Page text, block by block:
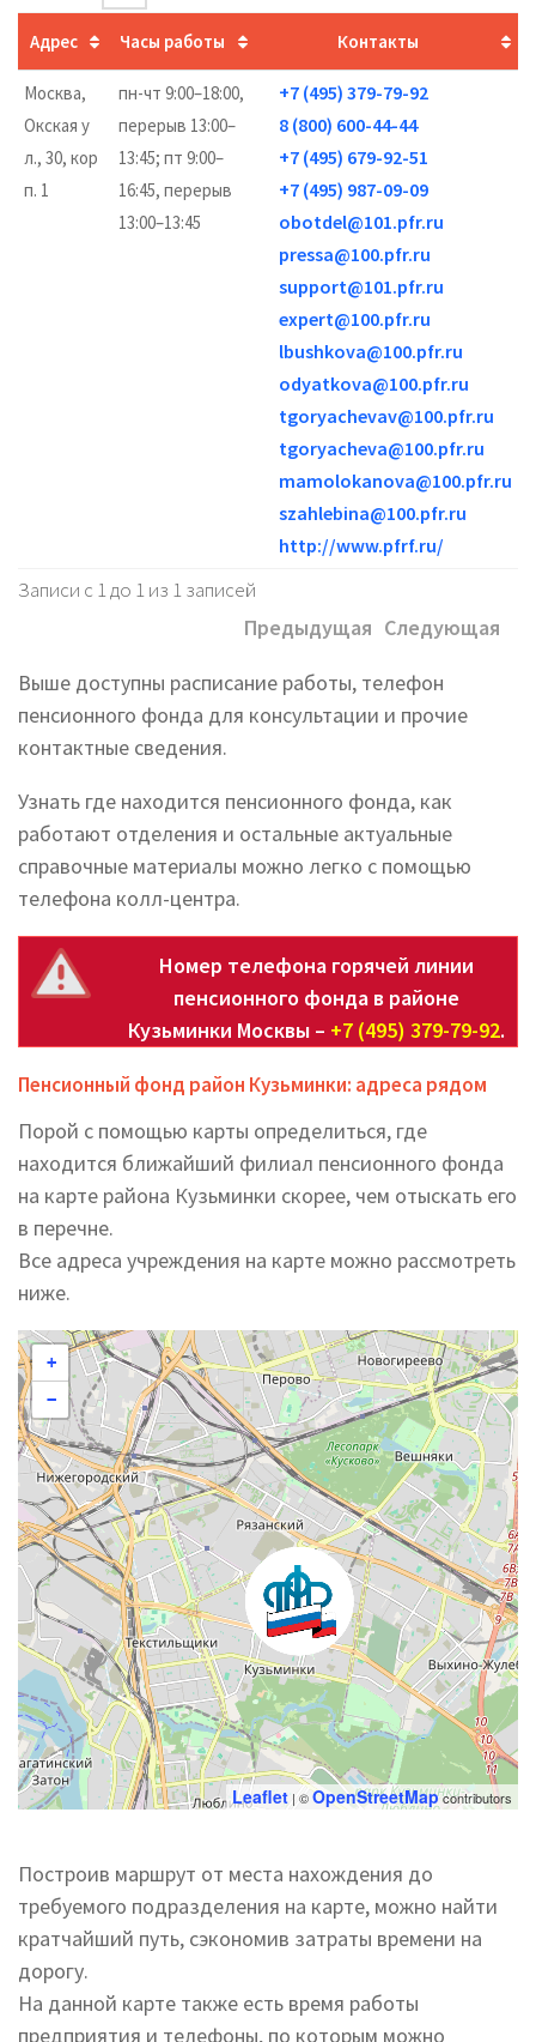
Адрес Часы работы Контакты
Москва,
Окская у
л., 30, кор
п. 1
пн-чт 9:00–18:00,
перерыв 13:00–
13:45; пт 9:00–
16:45, перерыв
13:00–13:45
+7 (495) 379-79-92
8 (800) 600-44-44
+7 (495) 679-92-51
+7 (495) 987-09-09
obotdel@101.pfr.ru
pressa@100.pfr.ru
support@101.pfr.ru
expert@100.pfr.ru
lbushkova@100.pfr.ru
odyatkova@100.pfr.ru
tgoryachevav@100.pfr.ru
tgoryacheva@100.pfr.ru
mamolokanova@100.pfr.ru
szahlebina@100.pfr.ru
http://www.pfrf.ru/
Записи с 1 до 1 из 1 записей
Предыдущая Следующая
Выше доступны расписание работы, телефон
пенсионного фонда для консультации и прочие
контактные сведения.
Узнать где находится пенсионного фонда, как
работают отделения и остальные актуальные
справочные материалы можно легко с помощью
телефона колл-центра.
Номер телефона горячей линии
пенсионного фонда в районе
Кузьминки Москвы – +7 (495) 379-79-92.
Пенсионный фонд район Кузьминки: адреса рядом
Порой с помощью карты определиться, где
находится ближайший филиал пенсионного фонда
на карте района Кузьминки скорее, чем отыскать его
в перечне.
Все адреса учреждения на карте можно рассмотреть
ниже.
+
−
Leaflet | ©OpenStreetMapcontributors
Построив маршрут от места нахождения до
требуемого подразделения на карте, можно найти
кратчайший путь, сэкономив затраты времени на
дорогу.
На данной карте также есть время работы
предприятия и телефоны, по которым можно